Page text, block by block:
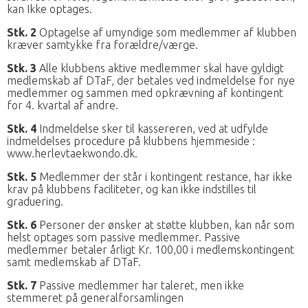
kan Ikke optages.
Stk. 2 Optagelse af umyndige som medlemmer af klubben
kræver samtykke fra forældre/værge.
Stk. 3 Alle klubbens aktive medlemmer skal have gyldigt
medlemskab af DTaF, der betales ved indmeldelse for nye
medlemmer og sammen med opkrævning af kontingent
for 4. kvartal af andre.
Stk. 4 Indmeldelse sker til kassereren, ved at udfylde
indmeldelses procedure på klubbens hjemmeside :
www.herlevtaekwondo.dk.
Stk. 5 Medlemmer der står i kontingent restance, har ikke
krav på klubbens faciliteter, og kan ikke indstilles til
graduering.
Stk. 6 Personer der ønsker at støtte klubben, kan når som
helst optages som passive medlemmer. Passive
medlemmer betaler årligt Kr. 100,00 i medlemskontingent
samt medlemskab af DTaF.
Stk. 7 Passive medlemmer har taleret, men ikke
stemmeret på generalforsamlingen